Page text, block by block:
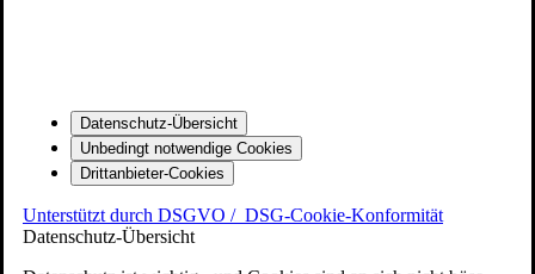
Datenschutz-Übersicht
Unbedingt notwendige Cookies
Drittanbieter-Cookies
Unterstützt durch DSGVO / DSG-Cookie-Konformität
Datenschutz-Übersicht